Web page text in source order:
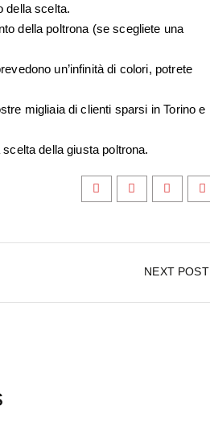
della scelta.
della poltrona (se scegliete una
un’infinità di colori, potrete
migliaia di clienti sparsi in Torino e
della giusta poltrona.
NEXT POST